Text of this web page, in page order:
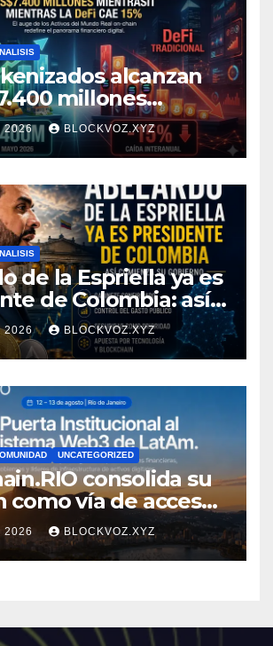
alcanzan
millones
la DeFi cae 15%
2026 BLOCKVOZ.XYZ
de la Espriella ya es
de Colombia: así
su gobierno y qué
para la
y el sector cripto
2026 BLOCKVOZ.XYZ
UNCATEGORIZED
consolida su
como vía de acceso
a la
financiera
América Latina
2026 BLOCKVOZ.XYZ